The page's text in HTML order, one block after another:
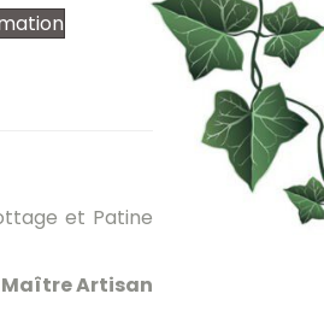
et Patine
Maître Artisan